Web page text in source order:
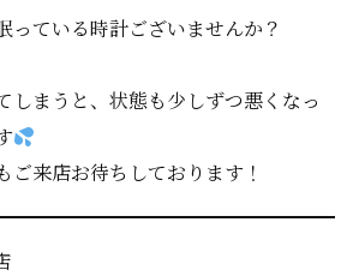
っている時計ございませんか？
しまうと、状態も少しずつ悪くなっ
ご来店お待ちしております！